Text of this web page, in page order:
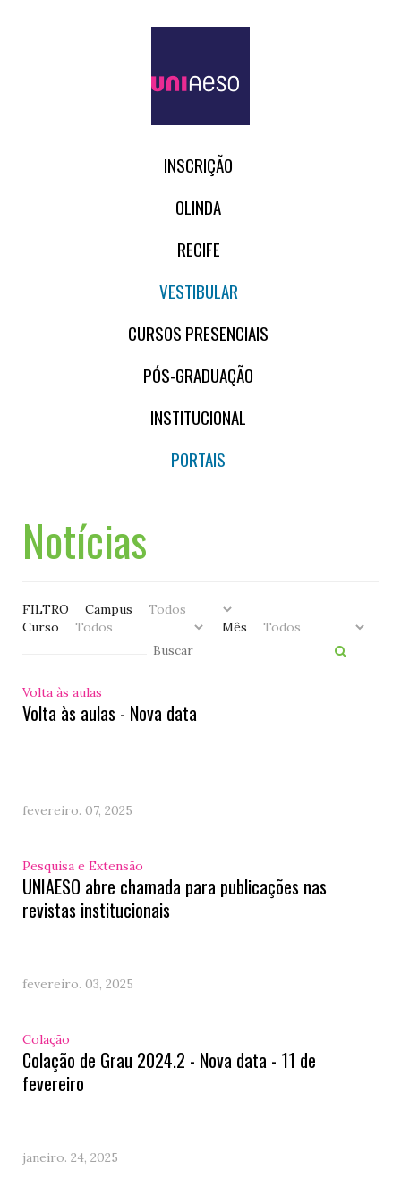
INSCRIÇÃO
OLINDA
RECIFE
VESTIBULAR
CURSOS PRESENCIAIS
PÓS-GRADUAÇÃO
INSTITUCIONAL
PORTAIS
Notícias
FILTRO
Campus
Curso
Mês
Volta às aulas
Volta às aulas - Nova data
fevereiro. 07, 2025
Pesquisa e Extensão
UNIAESO abre chamada para publicações nas
revistas institucionais
fevereiro. 03, 2025
Colação
Colação de Grau 2024.2 - Nova data - 11 de
fevereiro
janeiro. 24, 2025